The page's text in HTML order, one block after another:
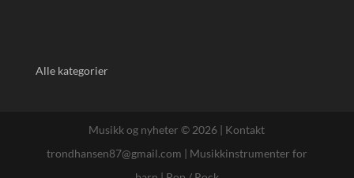
Alle kategorier
Musikk og nyheter © 2026 | Kontakt
trondhansen87@gmail.com | Musikkinstrumenter for